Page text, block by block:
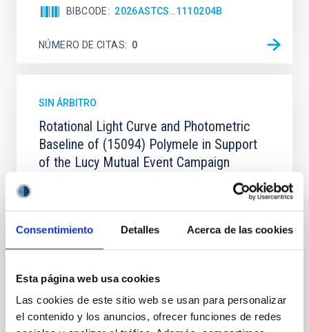
Consentimiento Detalles Acerca de las cookies
Esta página web usa cookies
Las cookies de este sitio web se usan para personalizar
el contenido y los anuncios, ofrecer funciones de redes
BIBCODE 2026ASTCS..1110204B
NÚMERO DE CITAS 0
SIN ÁRBITRO
Rotational Light Curve and Photometric
Baseline of (15094) Polymele in Support
of the Lucy Mutual Event Campaign
We report a rotational light curve and Fourier baseline
model for the Jupiter Trojan (15094) Polymele, a
on 2026 May 19─20 and May 21─22 UT with the
yields P rot = 5.762 ± 0.051 hr and a peak-to-peak
Alarcon, Miguel R. et al.
Fecha de publicación: 5 2026